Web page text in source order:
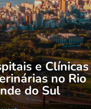
e Clínicas
no Rio
do Sul